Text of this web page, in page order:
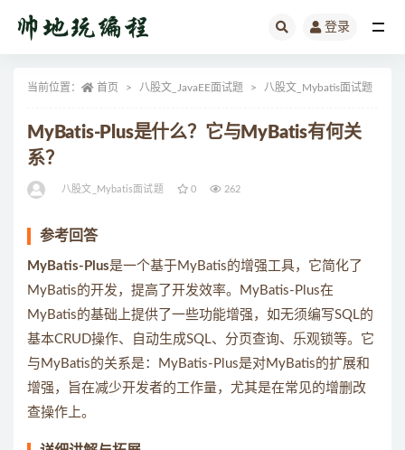
登录
当前位置： 首页 八股文_JavaEE面试题 八股文_Mybatis面试题
MyBatis-Plus是什么？它与MyBatis有何关
系？
八股文_Mybatis面试题 0 262
参考回答
MyBatis-Plus是一个基于MyBatis的增强工具，它简化了
MyBatis的开发，提高了开发效率。MyBatis-Plus在
MyBatis的基础上提供了一些功能增强，如无须编写SQL的
基本CRUD操作、自动生成SQL、分页查询、乐观锁等。它
与MyBatis的关系是：MyBatis-Plus是对MyBatis的扩展和
增强，旨在减少开发者的工作量，尤其是在常见的增删改
查操作上。